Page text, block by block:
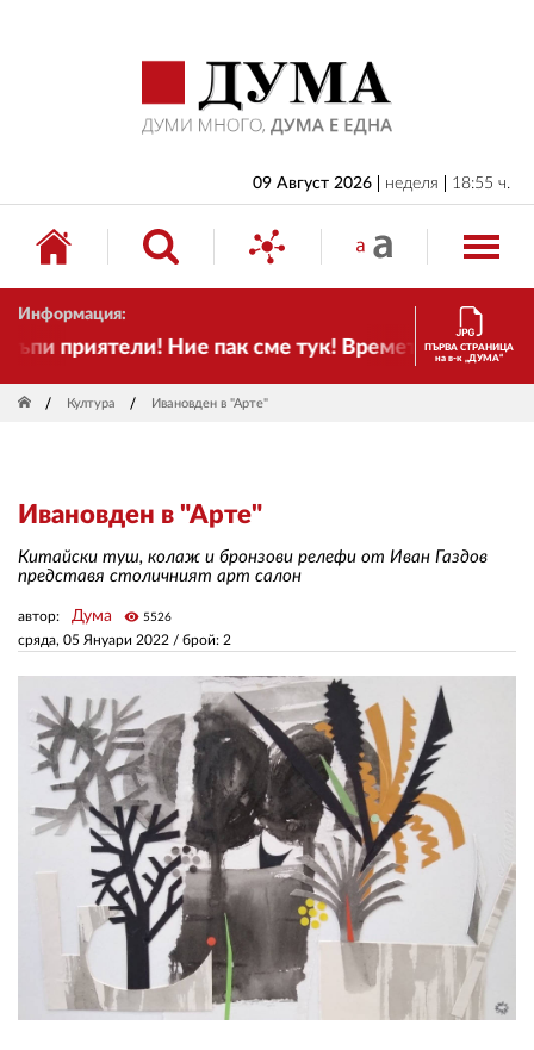
09 Август 2026 неделя 18:55 ч.
Информация:
приятели! Ние пак сме тук! Времето се променя и
ПЪРВА СТРАНИЦА
на в-к „ДУМА“
Култура Ивановден в "Арте"
Ивановден в "Арте"
Китайски туш, колаж и бронзови релефи от Иван Газдов
представя столичният арт салон
сряда, 05 Януари 2022 / брой: 2
автор: Дума visibility 5526
БЪЛГАРИЯ
ИКОНОМИКА
ИЗБОРИ
СВЯТ
ДРУГИ
АВТОРИ
РЕДАКЦИЯ
КОНТАКТИ
РЕКЛАМА
АБОНАМЕНТ
УСЛОВИЯ ЗА ПОЛЗВАНЕ
ПОЛИТИКА ЗА БИСКВИТКИТЕ
ПОЛИТИКАТА ЗА
ПОВЕРИТЕЛНОСТ